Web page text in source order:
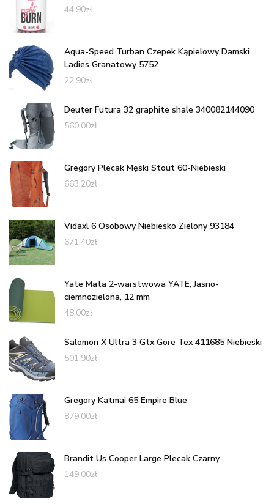
44,90zł
Aqua-Speed Turban Czepek Kąpielowy Damski
Ladies Granatowy 5752
22,90zł
Deuter Futura 32 graphite shale 340082144090
560,00zł
Gregory Plecak Męski Stout 60-Niebieski
663,20zł
Vidaxl 6 Osobowy Niebiesko Zielony 93184
671,40zł
Yate Mata 2-warstwowa YATE, Jasno-
ciemnozielona, 12 mm
48,00zł
Salomon X Ultra 3 Gtx Gore Tex 411685 Niebieski
501,90zł
Gregory Katmai 65 Empire Blue
879,00zł
Brandit Us Cooper Large Plecak Czarny
149,00zł